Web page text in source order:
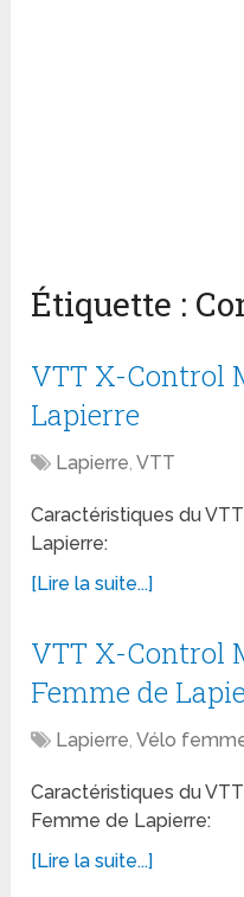
Étiquette :
VTT X-Control
Lapierre
Lapierre,VTT
Caractéristiques du
Lapierre:
[Lire la suite...]
VTT X-Control
Femme de
Lapierre,Vélo
Caractéristiques du
Femme de Lapierre:
[Lire la suite...]